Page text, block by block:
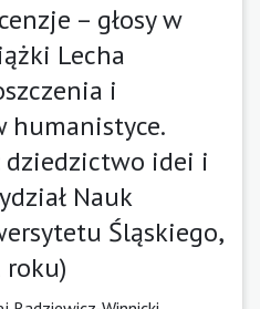
– głosy w
Lecha
i
humanistyce.
dziedzictwo idei i
Nauk
Śląskiego,